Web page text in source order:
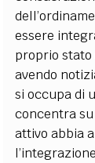
essere
proprio stato
avendo
si occupa di
concentra
attivo abbia